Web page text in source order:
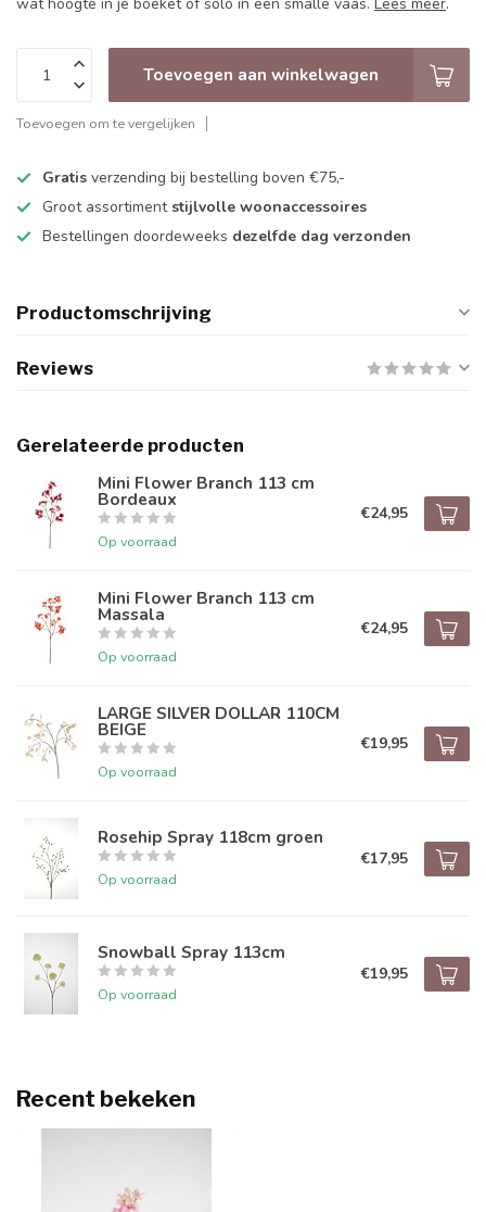
Toevoegen aan winkelwagen
Toevoegen om te vergelijken
Gratis verzending bij bestelling boven €75,-
Groot assortiment stijlvolle woonaccessoires
Bestellingen doordeweeks dezelfde dag verzonden
Productomschrijving
Reviews
Gerelateerde producten
Mini Flower Branch 113 cm
Bordeaux
Op voorraad
€24,95
Mini Flower Branch 113 cm
Massala
Op voorraad
€24,95
LARGE SILVER DOLLAR 110CM
BEIGE
Op voorraad
€19,95
Rosehip Spray 118cm groen
Op voorraad
€17,95
Snowball Spray 113cm
Op voorraad
€19,95
Recent bekeken